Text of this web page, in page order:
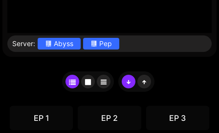
Server: Abyss Pep
EP 1 EP 2 EP 3